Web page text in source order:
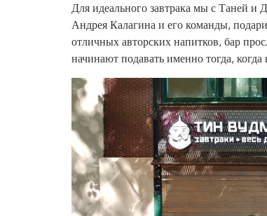
Для идеального завтрака мы с Таней
Андрея Калагина и его команды,
отличных авторских напитков, бар
начинают подавать именно тогда,